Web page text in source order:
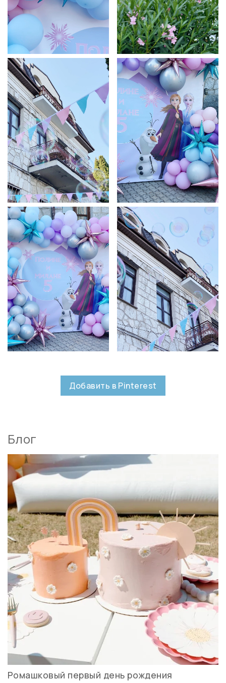
Добавить в Pinterest
Блог
Ромашковый первый день рождения